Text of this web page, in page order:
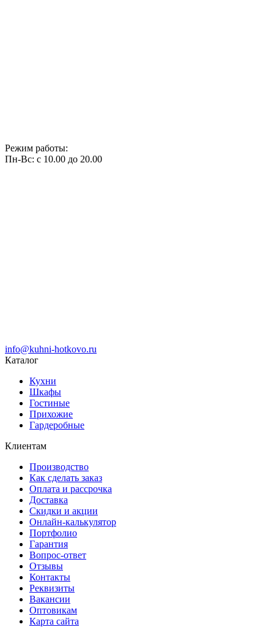
Режим работы:
Пн-Вс: с 10.00 до 20.00
info@kuhni-hotkovo.ru
Каталог
Кухни
Шкафы
Гостиные
Прихожие
Гардеробные
Клиентам
Производство
Как сделать заказ
Оплата и рассрочка
Доставка
Скидки и акции
Онлайн-калькулятор
Портфолио
Гарантия
Вопрос-ответ
Отзывы
Контакты
Реквизиты
Вакансии
Оптовикам
Карта сайта